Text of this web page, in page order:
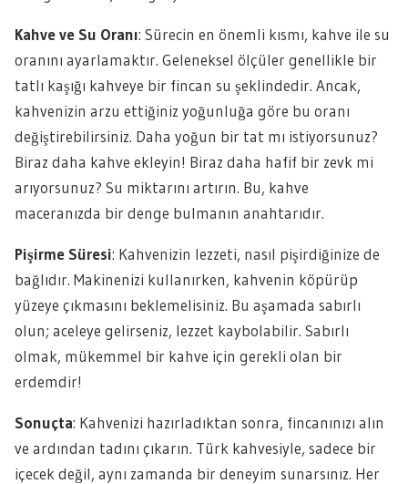
Kahve ve Su Oranı: Sürecin en önemli kısmı, kahve ile su
oranını ayarlamaktır. Geleneksel ölçüler genellikle bir
tatlı kaşığı kahveye bir fincan su şeklindedir. Ancak,
kahvenizin arzu ettiğiniz yoğunluğa göre bu oranı
değiştirebilirsiniz. Daha yoğun bir tat mı istiyorsunuz?
Biraz daha kahve ekleyin! Biraz daha hafif bir zevk mi
arıyorsunuz? Su miktarını artırın. Bu, kahve
maceranızda bir denge bulmanın anahtarıdır.
Pişirme Süresi: Kahvenizin lezzeti, nasıl pişirdiğinize de
bağlıdır. Makinenizi kullanırken, kahvenin köpürüp
yüzeye çıkmasını beklemelisiniz. Bu aşamada sabırlı
olun; aceleye gelirseniz, lezzet kaybolabilir. Sabırlı
olmak, mükemmel bir kahve için gerekli olan bir
erdemdir!
Sonuçta: Kahvenizi hazırladıktan sonra, fincanınızı alın
ve ardından tadını çıkarın. Türk kahvesiyle, sadece bir
içecek değil, aynı zamanda bir deneyim sunarsınız. Her